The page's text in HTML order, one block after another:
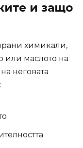
и защо
химикали,
или маслото на
неговата